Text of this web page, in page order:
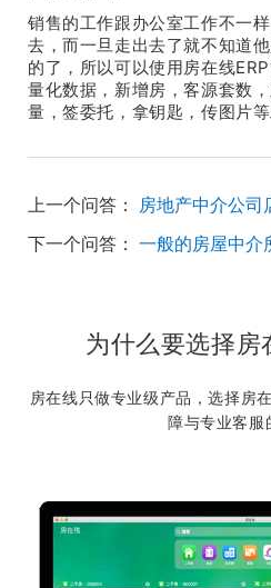
销售的工作跟办公室工作不一
去，而一旦走出去了就不知道
的了，所以可以使用房在线
量化数据，新增房，客源套数
量，签委托，拿钥匙，传图片等
上一个问答：
下一个问答： 一般的房屋中介
为什么要选择房
房在线只做专业级产品，选择房
障与专业客服